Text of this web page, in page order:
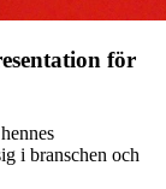
för
i branschen och